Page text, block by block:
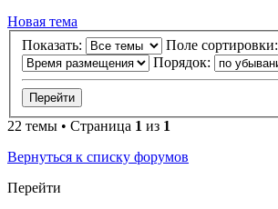
Новая тема
Показать:
Поле сортировки:
Порядок:
22 темы • Страница 1 из 1
Вернуться к списку форумов
Перейти